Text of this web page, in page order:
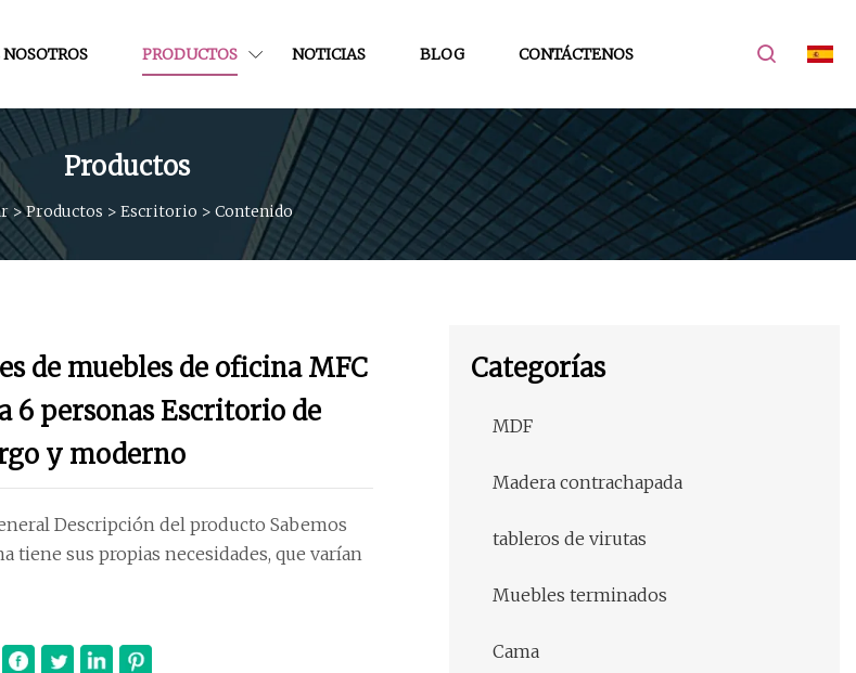
NOSOTROS PRODUCTOS NOTICIAS BLOG CONTÁCTENOS
Productos
>Productos > Escritorio > Contenido
de muebles de oficina MFC
6 personas Escritorio de
y moderno
Descripción del producto Sabemos
tiene sus propias necesidades, que varían
Categorías
MDF
Madera contrachapada
tableros de virutas
Muebles terminados
Cama